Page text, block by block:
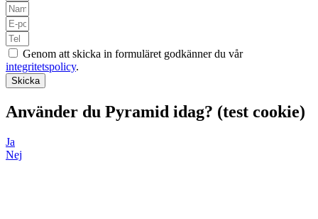
Genom att skicka in formuläret godkänner du vår
integritetspolicy.
Skicka
Använder du Pyramid idag? (test cookie)
Ja
Nej